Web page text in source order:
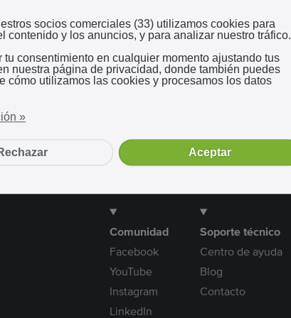
utilizar nuestro servicio, aceptas nuestrostérminos y
condiciones
Comunidad
Facebook
YouTube
Instagram
LinkedIn
Soporte técnico
Centro de ayuda
Blog
Contacto
socios comerciales (33) utilizamos cookies para
contenido y los anuncios, y para analizar nuestro tráfico.
tu consentimiento en cualquier momento ajustando tus
nuestra página de privacidad, donde también puedes
cómo utilizamos las cookies y procesamos los datos
»
Aceptar